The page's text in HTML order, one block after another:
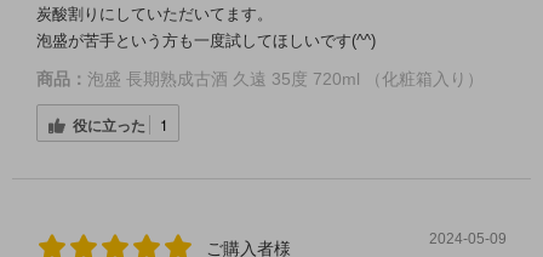
炭酸割りにしていただいてます。
泡盛が苦手という方も一度試してほしいです(^^)
商品： 泡盛 長期熟成古酒 久遠 35度 720ml （化粧箱入り）
役に立った 1
ご購入者様 2024-05-09